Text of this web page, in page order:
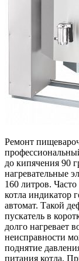
Ремонт
до кипячения 90
нагревательные
160 литров.
котла индикатор
автомат. Такой
пускатель в
долго нагревает
неисправности
поднятие
питания котла.